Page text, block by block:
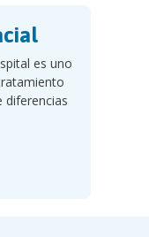
es uno
diferencias